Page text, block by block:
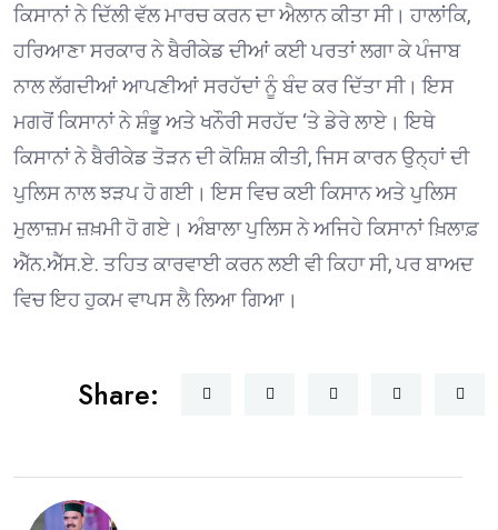
ਕਿਸਾਨਾਂ ਨੇ ਦਿੱਲੀ ਵੱਲ ਮਾਰਚ ਕਰਨ ਦਾ ਐਲਾਨ ਕੀਤਾ ਸੀ। ਹਾਲਾਂਕਿ,
ਹਰਿਆਣਾ ਸਰਕਾਰ ਨੇ ਬੈਰੀਕੇਡ ਦੀਆਂ ਕਈ ਪਰਤਾਂ ਲਗਾ ਕੇ ਪੰਜਾਬ
ਨਾਲ ਲੱਗਦੀਆਂ ਆਪਣੀਆਂ ਸਰਹੱਦਾਂ ਨੂੰ ਬੰਦ ਕਰ ਦਿੱਤਾ ਸੀ। ਇਸ
ਮਗਰੋਂ ਕਿਸਾਨਾਂ ਨੇ ਸ਼ੰਭੂ ਅਤੇ ਖਨੌਰੀ ਸਰਹੱਦ ‘ਤੇ ਡੇਰੇ ਲਾਏ। ਇਥੇ
ਕਿਸਾਨਾਂ ਨੇ ਬੈਰੀਕੇਡ ਤੋੜਨ ਦੀ ਕੋਸ਼ਿਸ਼ ਕੀਤੀ, ਜਿਸ ਕਾਰਨ ਉਨ੍ਹਾਂ ਦੀ
ਪੁਲਿਸ ਨਾਲ ਝੜਪ ਹੋ ਗਈ। ਇਸ ਵਿਚ ਕਈ ਕਿਸਾਨ ਅਤੇ ਪੁਲਿਸ
ਮੁਲਾਜ਼ਮ ਜ਼ਖ਼ਮੀ ਹੋ ਗਏ। ਅੰਬਾਲਾ ਪੁਲਿਸ ਨੇ ਅਜਿਹੇ ਕਿਸਾਨਾਂ ਖ਼ਿਲਾਫ਼
ਐੱਨ.ਐੱਸ.ਏ. ਤਹਿਤ ਕਾਰਵਾਈ ਕਰਨ ਲਈ ਵੀ ਕਿਹਾ ਸੀ, ਪਰ ਬਾਅਦ
ਵਿਚ ਇਹ ਹੁਕਮ ਵਾਪਸ ਲੈ ਲਿਆ ਗਿਆ।
Share: